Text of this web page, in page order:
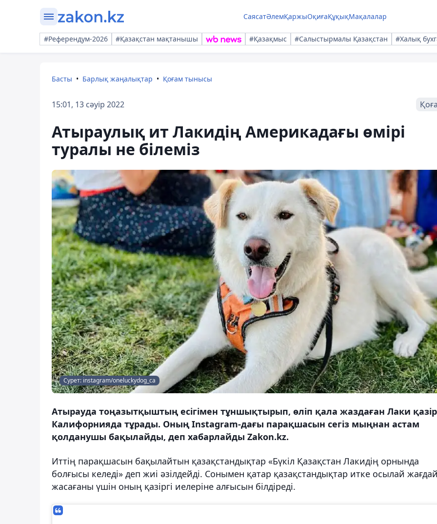
СаясатӘлемҚаржыОқиғаҚұқықМақалалар
#Референдум-2026 #Қазақстан мақтанышы #Қазақмыс #Салыстырмалы Қазақстан #Халық
Басты Барлық жаңалықтар Қоғам тынысы
15:01, 13 сәуір 2022
Атыраулық ит Лакидің Америкадағы өмірі
туралы не білеміз
Сурет: instagram/oneluckydog_ca
Атырауда тоңазытқыштың есігімен тұншықтырып, өліп қала жаздаған Лаки қазір
Калифорнияда тұрады. Оның Instagram-дағы парақшасын сегіз мыңнан астам
қолданушы бақылайды, деп хабарлайды Zakon.kz.
Иттің парақшасын бақылайтын қазақстандықтар «Бүкіл Қазақстан Лакидің орнында
болғысы келеді» деп жиі әзілдейді. Сонымен қатар қазақстандықтар итке осылай
жасағаны үшін оның қазіргі иелеріне алғысын білдіреді.